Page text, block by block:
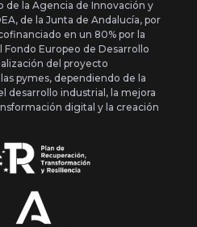
de la Agencia de Innovación y
de la Junta de Andalucía, por
en un 80% por la
Fondo Europeo de Desarrollo
del proyecto
pymes, dependiendo de la
desarrollo industrial, la mejora
digital y la creación